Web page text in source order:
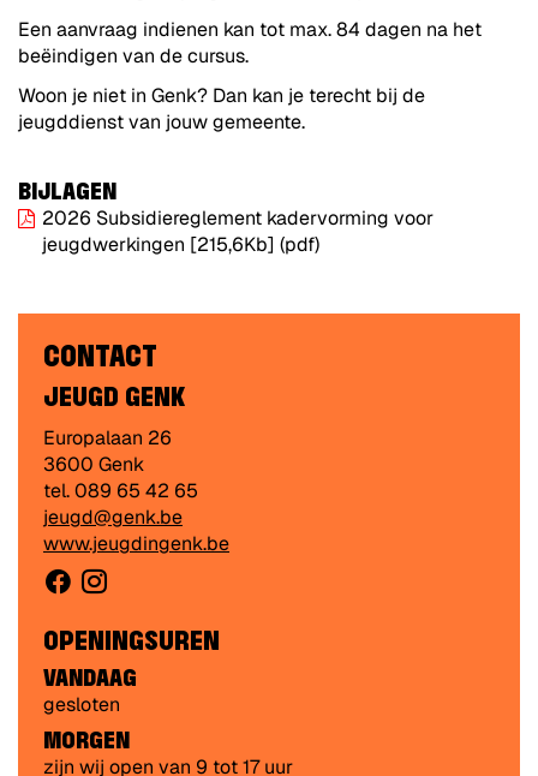
Een aanvraag indienen kan tot max. 84 dagen na het
beëindigen van de cursus.
Woon je niet in Genk? Dan kan je terecht bij de
jeugddienst van jouw gemeente.
BIJLAGEN
2026 Subsidiereglement kadervorming voor
jeugdwerkingen [215,6Kb] (pdf)
CONTACT
JEUGD GENK
Adres
Europalaan 26
,3600 Genk
tel. 089 65 42 65
E-
mail
jeugd@genk.be
Website
www.jeugdingenk.be
CONTACTEER
VOLG
ONS
VIA
FacebookInstagram
OPENINGSUREN
VANDAAG
gesloten
MORGEN
zijn wij open van 9 tot17uur